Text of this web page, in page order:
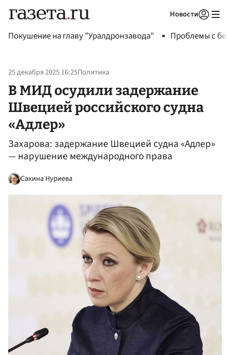
Новости
Покушение на главу "Уралдронзавода" Проблемы с
25 декабря 2025 16:25Политика
В МИД осудили задержание
Швецией российского судна
«Адлер»
Захарова: задержание Швецией судна «Адлер»
— нарушение международного права
Сакина Нуриева